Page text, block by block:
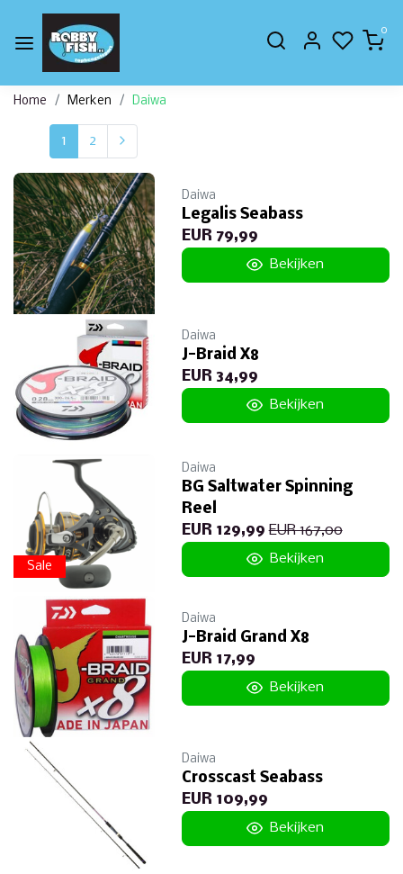
0
Home Merken Daiwa
1 2
Daiwa
Legalis Seabass
EUR 79,99
Bekijken
Daiwa
J-Braid X8
EUR 34,99
Bekijken
Sale
Daiwa
BG Saltwater Spinning
Reel
EUR 129,99 EUR 167,00
Bekijken
Daiwa
J-Braid Grand X8
EUR 17,99
Bekijken
Daiwa
Crosscast Seabass
EUR 109,99
Bekijken